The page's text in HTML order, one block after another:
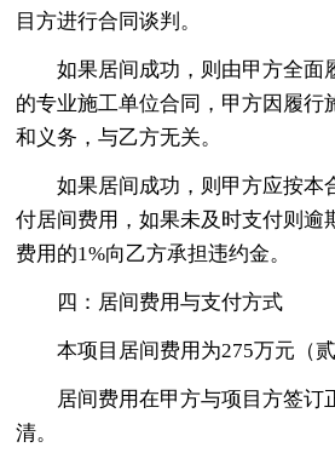
目方进行合同谈判。
如果居间成功，则由甲方全面
的专业施工单位合同，甲方因履行
和义务，与乙方无关。
如果居间成功，则甲方应按本
付居间费用，如果未及时支付则逾
费用的1%向乙方承担违约金。
四：居间费用与支付方式
本项目居间费用为275万元（
居间费用在甲方与项目方签订
清。